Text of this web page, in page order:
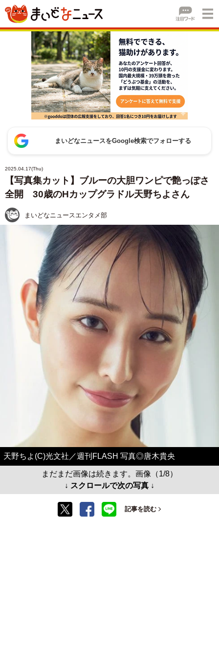
まいどなニュースをGoogle検索でフォローする
2025.04.17(Thu)
【写真集カット】ブルーの大胆ワンピで艶っぽさ
全開 30歳のHカップグラドル天野ちよさん
まいどなニュースエンタメ部
天野ちよ(C)光文社／週刊FLASH 写真◎唐木貴央
まだまだ画像は続きます。画像（1/8）
↓ スクロールで次の写真 ↓
記事を読む